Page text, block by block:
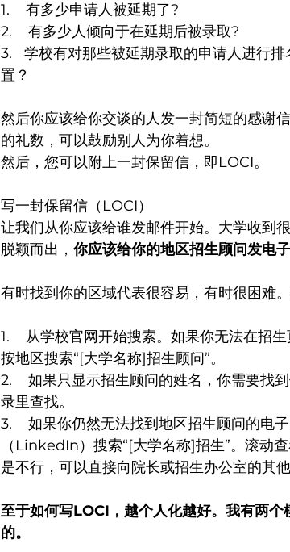
1.    有多少申请人被延期了?
2.    有多少人倾向于在延期后被录取?
3.   学校有对那些被延期录取的申请人进行
置？
然后你应该给你交谈的人发一封简短的感谢
的礼数，可以鼓励别人为你着想。
然后，您可以附上一封保留信，即LOCI。
写一封保留信（LOCI）
让我们从你应该给谁发邮件开始。大学收到
脱颖而出，你应该给你的地区招生顾问发电
有时找到你的区域代表很容易，有时很困难
1.    从学校官网开始搜索。如果你无法在招
按地区搜索“[大学名称]招生顾问”。
2.    如果只显示招生顾问的姓名，你需要找
录里查找。
3.    如果你仍然无法找到地区招生顾问的电
（LinkedIn）搜索“[大学名称]招生”。滚动
是不行，可以直接向院长或招生办公室的其
至于如何写LOCI，越个人化越好。我有两
的。